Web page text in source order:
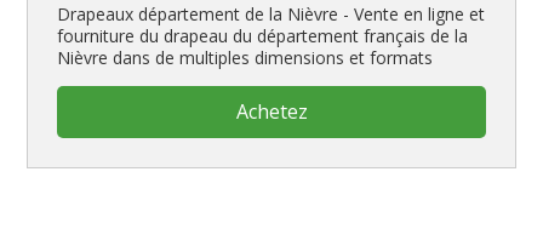
Drapeaux département de la Nièvre - Vente en ligne et
fourniture du drapeau du département français de la
Nièvre dans de multiples dimensions et formats
Achetez